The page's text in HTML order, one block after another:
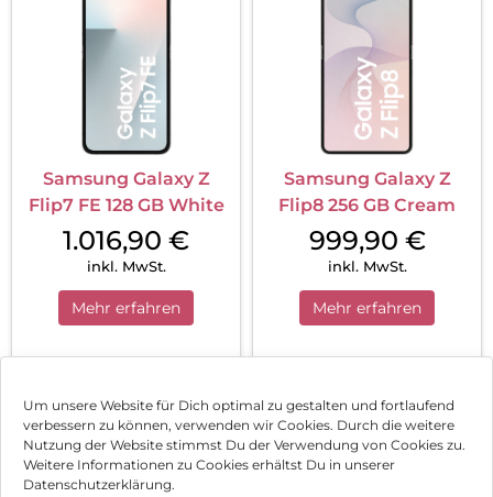
Um unsere Website für Dich optimal zu gestalten und fortlaufend
verbessern zu können, verwenden wir Cookies. Durch die weitere
Nutzung der Website stimmst Du der Verwendung von Cookies zu.
Weitere Informationen zu Cookies erhältst Du in unserer
Datenschutzerklärung.
Samsung Galaxy Z
Flip7 FE 128 GB White
1.016,90 €
inkl. MwSt.
Mehr erfahren
Samsung Galaxy Z
Flip8 256 GB Cream
999,90 €
inkl. MwSt.
Mehr erfahren
1 2 Nächste
Impressum